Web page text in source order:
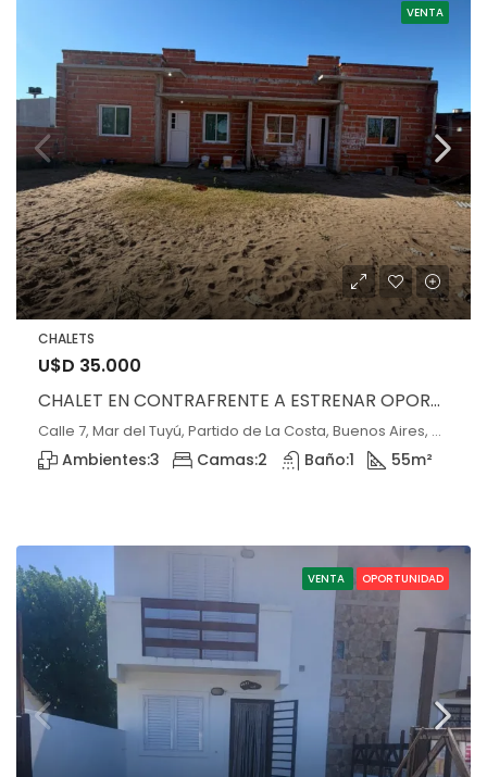
VENTA
CHALETS
U$D 35.000
CHALET EN CONTRAFRENTE A ESTRENAR OPORTUNIDAD!!ANTICIPO Y CUOTAS
Calle 7, Mar del Tuyú, Partido de La Costa, Buenos Aires, B7108, Argentina, Mar del Tuyú, Buenos Aires
Ambientes:3 Camas:2 Baño:1 55m²
VENTA OPORTUNIDAD